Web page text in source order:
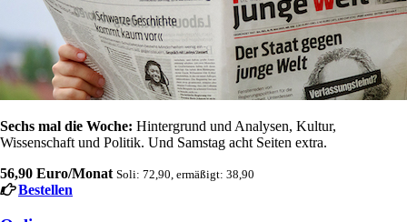
Sechs mal die Woche: Hintergrund und Analysen, Kultur,
Wissenschaft und Politik. Und Samstag acht Seiten extra.
56,90 Euro/Monat Soli: 72,90, ermäßigt: 38,90
Bestellen